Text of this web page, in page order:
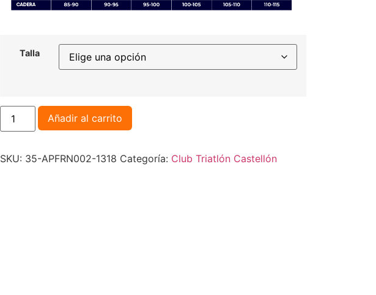
Talla
Añadir al carrito
SKU: 35-APFRN002-1318 Categoría: Club Triatlón Castellón